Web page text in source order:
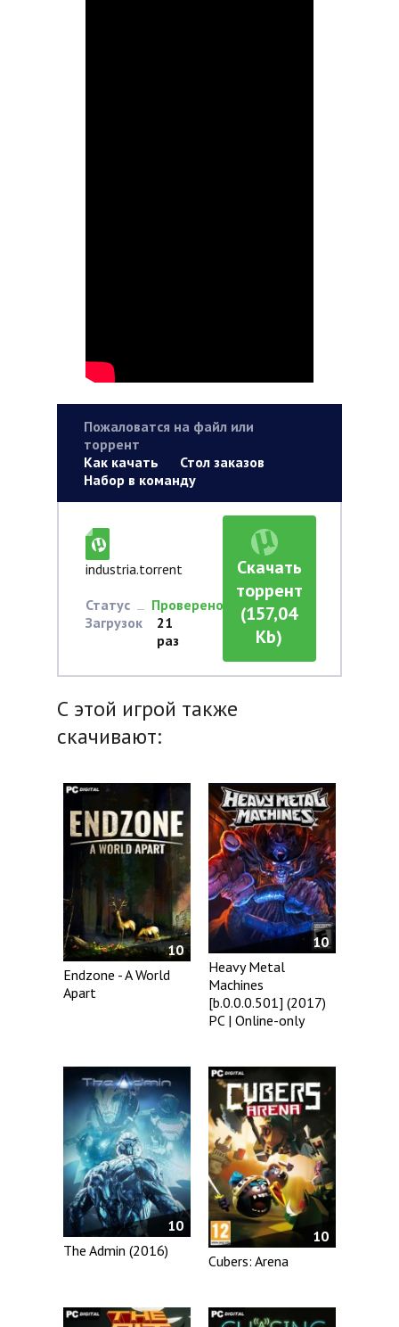
Пожаловатся на файл или
торрент
Как качать
Стол заказов
Набор в команду
industria.torrent
Статус
Проверено
Загрузок
21
раз
Скачать
торрент
(157,04
Kb)
С этой игрой также
скачивают:
10
Endzone - A World
Apart
10
Heavy Metal
Machines
[b.0.0.0.501] (2017)
PC | Online-only
10
The Admin (2016)
10
Cubers: Arena